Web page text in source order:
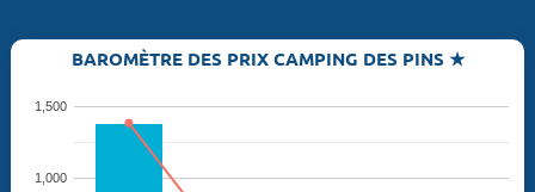
BAROMÈTRE DES PRIX CAMPING DES PINS ★
1,000
1,500